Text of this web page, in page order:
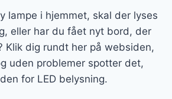
lampe i hjemmet, skal der lyses
eller har du fået nyt bord, der
Klik dig rundt her på websiden,
uden problemer spotter det,
for LED belysning.